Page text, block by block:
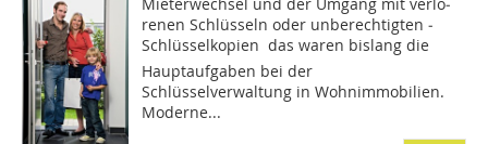
Mieterwechsel und der Umgang mit verlo­
renen Schlüsseln oder unberechtigten ­
Schlüsselkopien  das waren bislang die
Hauptaufgaben bei der
Schlüsselverwaltung in Wohnimmobilien.
Moderne...